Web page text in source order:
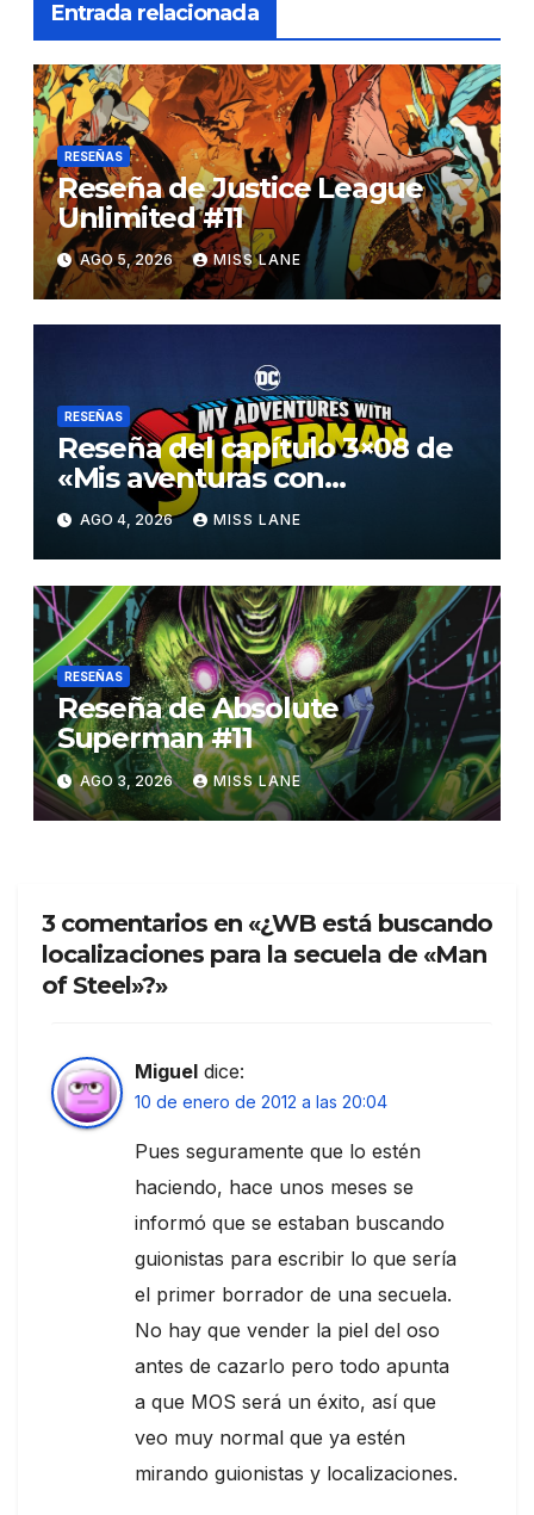
Entrada relacionada
RESEÑAS
Reseña de Justice League
Unlimited #11
AGO 5, 2026 MISS LANE
RESEÑAS
Reseña del capítulo 3×08 de
«Mis aventuras con
Superman»
AGO 4, 2026 MISS LANE
RESEÑAS
Reseña de Absolute
Superman #11
AGO 3, 2026 MISS LANE
3 comentarios en «¿WB está buscando
localizaciones para la secuela de «Man
of Steel»?»
Miguel dice:
10 de enero de 2012 a las 20:04
Pues seguramente que lo estén
haciendo, hace unos meses se
informó que se estaban buscando
guionistas para escribir lo que sería
el primer borrador de una secuela.
No hay que vender la piel del oso
antes de cazarlo pero todo apunta
a que MOS será un éxito, así que
veo muy normal que ya estén
mirando guionistas y localizaciones.